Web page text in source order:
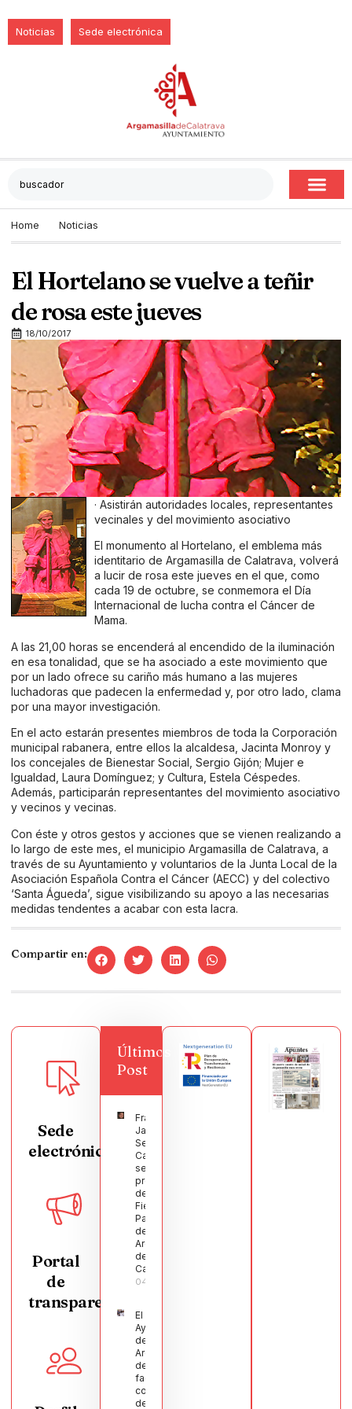
Noticias Sede electrónica
Home Noticias
El Hortelano se vuelve a teñir
de rosa este jueves
18/10/2017
· Asistirán autoridades locales, representantes
vecinales y del movimiento asociativo
El monumento al Hortelano, el emblema más
identitario de Argamasilla de Calatrava, volverá
a lucir de rosa este jueves en el que, como
cada 19 de octubre, se conmemora el Día
Internacional de lucha contra el Cáncer de
Mama.
A las 21,00 horas se encenderá al encendido de la iluminación
en esa tonalidad, que se ha asociado a este movimiento que
por un lado ofrece su cariño más humano a las mujeres
luchadoras que padecen la enfermedad y, por otro lado, clama
por una mayor investigación.
En el acto estarán presentes miembros de toda la Corporación
municipal rabanera, entre ellos la alcaldesa, Jacinta Monroy y
los concejales de Bienestar Social, Sergio Gijón; Mujer e
Igualdad, Laura Domínguez; y Cultura, Estela Céspedes.
Además, participarán representantes del movimiento asociativo
y vecinos y vecinas.
Con éste y otros gestos y acciones que se vienen realizando a
lo largo de este mes, el municipio Argamasilla de Calatrava, a
través de su Ayuntamiento y voluntarios de la Junta Local de la
Asociación Española Contra el Cáncer (AECC) y del colectivo
‘Santa Águeda’, sigue visibilizando su apoyo a las necesarias
medidas tendentes a acabar con esta lacra.
Compartir en:
Sede
electrónica
Portal
de
transparencia
Últimos
Post
Francisco
Javier
Segura
Castellanos
será el
pregonero
de las
Fiestas
Patronales
de
Argamasilla
de
Calatrava
04/08/2026
El
Ayuntamiento
de
Argamasilla
de Calatrava
facilita la
conciliación
de 200